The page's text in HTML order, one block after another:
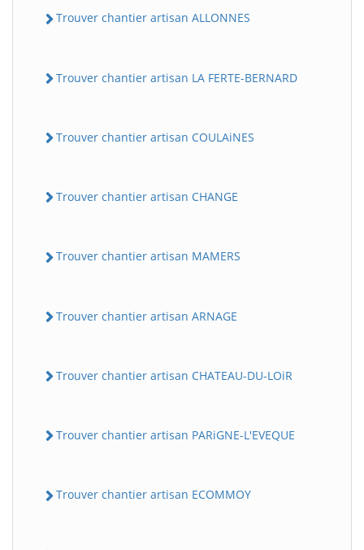
Trouver chantier artisan ALLONNES
Trouver chantier artisan LA FERTE-BERNARD
Trouver chantier artisan COULAiNES
Trouver chantier artisan CHANGE
Trouver chantier artisan MAMERS
Trouver chantier artisan ARNAGE
Trouver chantier artisan CHATEAU-DU-LOiR
Trouver chantier artisan PARiGNE-L'EVEQUE
Trouver chantier artisan ECOMMOY